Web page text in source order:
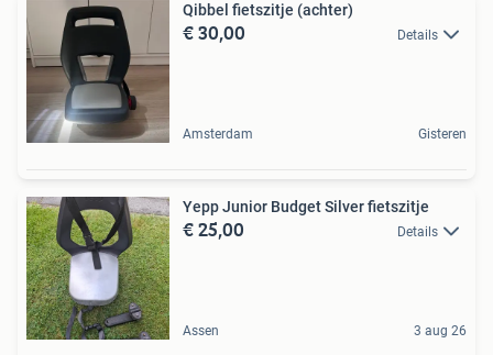
Qibbel fietszitje (achter)
€ 30,00 Details
Amsterdam Gisteren
Yepp Junior Budget Silver fietszitje
€ 25,00 Details
Assen 3 aug 26